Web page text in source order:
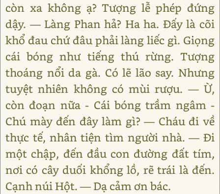
còn xa không ạ? Tượng lễ phép đứng
dậy. — Làng Phan hả? Ha ha. Đấy là cõi
khổ đau chứ đâu phải làng liếc gì. Giọng
cái bóng như tiếng thú rừng. Tượng
thoáng nổi da gà. Có lẽ lão say. Nhưng
tuyệt nhiên không có mùi rượu. — Ừ,
còn đoạn nữa - Cái bóng trầm ngâm -
Chú mày đến đây làm gì? — Cháu đi về
thực tế, nhân tiện tìm người nhà. — Đi
một chập, đến đầu con đường đất tím,
nơi có cây duối khổng lồ, rẽ trái là đến.
Cạnh núi Hột. — Dạ cảm ơn bác.